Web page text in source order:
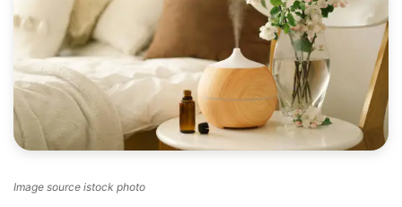
Image source istock photo